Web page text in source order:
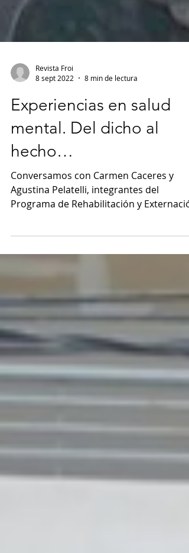
Revista Froi
8 sept 2022
8 min de lectura
Experiencias en salud
mental. Del dicho al
hecho…
Asistida (P.R.E.A.) que...